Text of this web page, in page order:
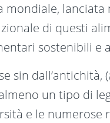
lanciata
di questi
sostenibili e
sin
un tipo di
e le